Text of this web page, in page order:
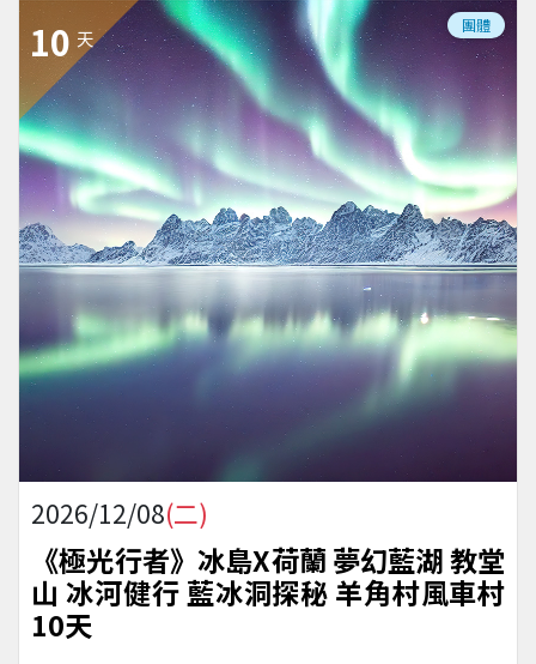
10 天
團體
2026/12/08(二)
《極光行者》冰島X荷蘭 夢幻藍湖 教堂
山 冰河健行 藍冰洞探秘 羊角村風車村
10天